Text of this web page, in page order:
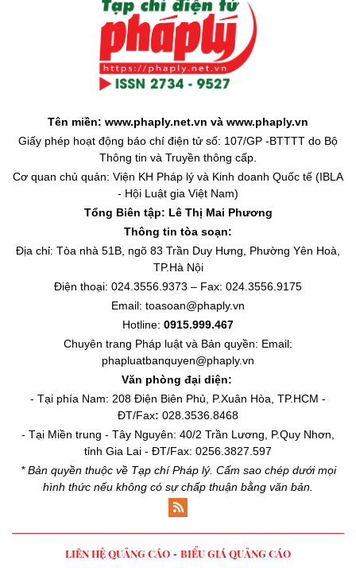
Tên miền: www.phaply.net.vn và www.phaply.vn
Giấy phép hoạt động báo chí điện tử số: 107/GP -BTTTT do Bộ
Thông tin và Truyền thông cấp.
Cơ quan chủ quản: Viện KH Pháp lý và Kinh doanh Quốc tế (IBLA
- Hội Luật gia Việt Nam)
Tổng Biên tập: Lê Thị Mai Phương
Thông tin tòa soạn:
Địa chỉ: Tòa nhà 51B, ngõ 83 Trần Duy Hưng, Phường Yên Hoà,
TP.Hà Nội
Điện thoại: 024.3556.9373 – Fax: 024.3556.9175
Email: toasoan@phaply.vn
Hotline: 0915.999.467
Chuyên trang Pháp luật và Bản quyền: Email:
phapluatbanquyen@phaply.vn
Văn phòng đại diện:
- Tại phía Nam: 208 Điện Biên Phủ, P.Xuân Hòa, TP.HCM -
ĐT/Fax: 028.3536.8468
- Tại Miền trung - Tây Nguyên: 40/2 Trần Lương, P.Quy Nhơn,
tỉnh Gia Lai - ĐT/Fax: 0256.3827.597
* Bản quyền thuộc về Tạp chí Pháp lý. Cấm sao chép dưới mọi
hình thức nếu không có sự chấp thuận bằng văn bản.
LIÊN HỆ QUẢNG CÁO - BIỂU GIÁ QUẢNG CÁO